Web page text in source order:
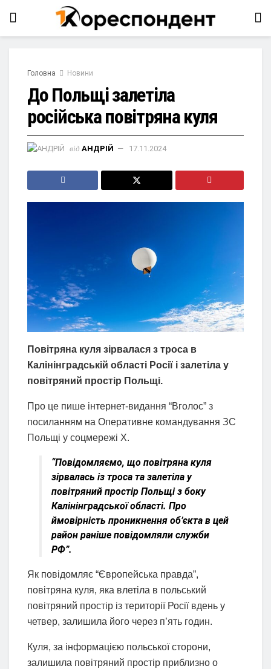
Головна Новини
До Польщі залетіла
російська повітряна куля
від АНДРІЙ 17.11.2024
Повітряна куля зірвалася з троса в
Калінінградській області Росії і залетіла у
повітряний простір Польщі.
Про це пише інтернет-видання “Вголос” з
посиланням на Оперативне командування ЗС
Польщі у соцмережі X.
“Повідомляємо, що повітряна куля
зірвалась із троса та залетіла у
повітряний простір Польщі з боку
Калінінградської області. Про
ймовірність проникнення об’єкта в цей
район раніше повідомляли служби
РФ”.
Як повідомляє “Європейська правда”,
повітряна куля, яка влетіла в польський
повітряний простір із території Росії вдень у
четвер, залишила його через п’ять годин.
Куля, за інформацією польської сторони,
залишила повітряний простір приблизно о